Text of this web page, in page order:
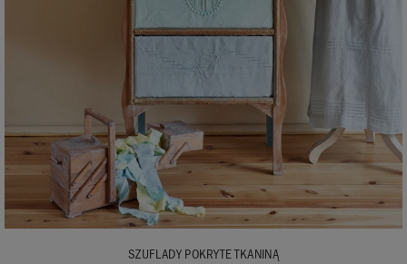
SZUFLADY POKRYTE TKANINĄ